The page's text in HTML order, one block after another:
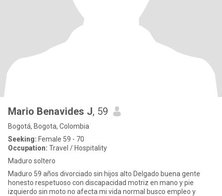
Mario Benavides J, 59
Bogotá, Bogota, Colombia
Seeking: Female 59 - 70
Occupation: Travel / Hospitality
Maduro soltero
Maduro 59 años divorciado sin hijos alto Delgado buena gente
honesto respetuoso con discapacidad motriz en mano y pie
izquierdo sin moto no afecta mi vida normal busco empleo y